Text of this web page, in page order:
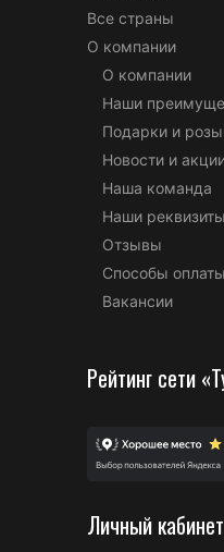
Все страны
О компании
О компании
Наши
Подарки и
Новости и
Наша команда
Наши реквизиты
Отзывы
Способы
Вакансии
Рейтинг сети
Личный